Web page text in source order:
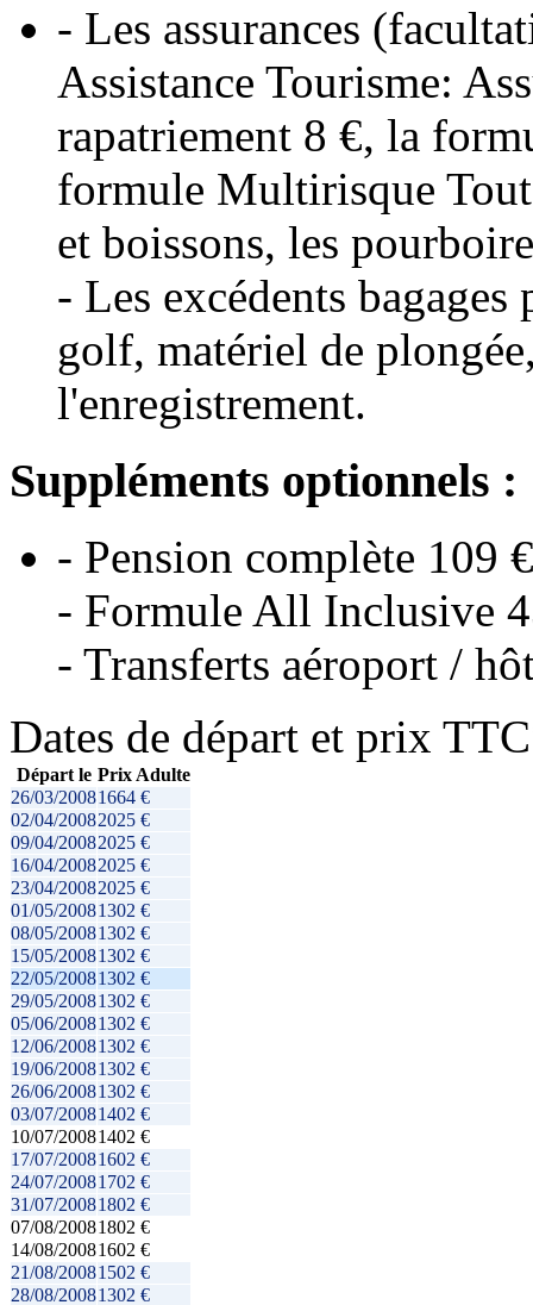
- Les assurances
Assistance Tourisme:
rapatriement 8 €, la
formule Multirisque
et boissons, les
- Les excédents
golf, matériel de
l'enregistrement.
Suppléments optionnels :
- Pension complète 109
- Formule All Inclusive
- Transferts aéroport /
Dates de départ et prix
Départ le Prix Adulte
26/03/20081664 €
02/04/20082025 €
09/04/20082025 €
16/04/20082025 €
23/04/20082025 €
01/05/20081302 €
08/05/20081302 €
15/05/20081302 €
22/05/20081302 €
29/05/20081302 €
05/06/20081302 €
12/06/20081302 €
19/06/20081302 €
26/06/20081302 €
03/07/20081402 €
10/07/20081402 €
17/07/20081602 €
24/07/20081702 €
31/07/20081802 €
07/08/20081802 €
14/08/20081602 €
21/08/20081502 €
28/08/20081302 €